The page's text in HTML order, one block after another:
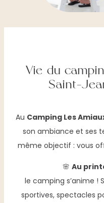
Vie du
Saint-
Au Camping Les
son ambiance et ses
même objectif : vous
🌸 Au
le camping s’anime !
sportives, spectacles